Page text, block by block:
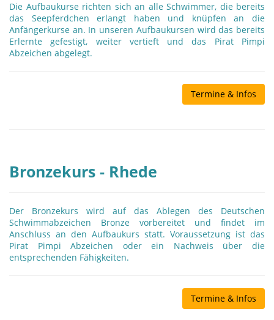
Die Aufbaukurse richten sich an alle Schwimmer, die bereits
das Seepferdchen erlangt haben und knüpfen an die
Anfängerkurse an. In unseren Aufbaukursen wird das bereits
Erlernte gefestigt, weiter vertieft und das Pirat Pimpi
Abzeichen abgelegt.
Termine & Infos
Bronzekurs - Rhede
Der Bronzekurs wird auf das Ablegen des Deutschen
Schwimmabzeichen Bronze vorbereitet und findet im
Anschluss an den Aufbaukurs statt. Voraussetzung ist das
Pirat Pimpi Abzeichen oder ein Nachweis über die
entsprechenden Fähigkeiten.
Termine & Infos